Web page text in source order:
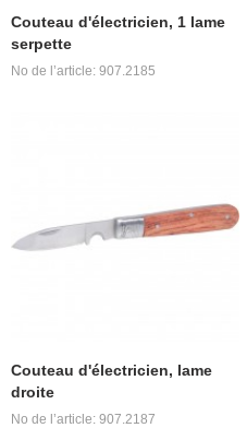
Couteau d'électricien, 1 lame
serpette
No de l’article: 907.2185
Couteau d'électricien, lame
droite
No de l’article: 907.2187